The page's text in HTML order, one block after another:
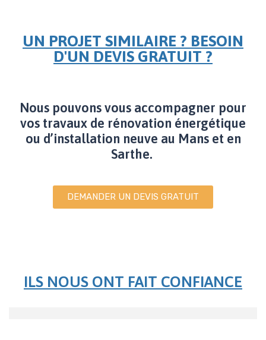
UN PROJET SIMILAIRE ? BESOIN
D'UN DEVIS GRATUIT ?
Nous pouvons vous accompagner pour
vos travaux de rénovation énergétique
ou d’installation neuve au Mans et en
Sarthe.
DEMANDER UN DEVIS GRATUIT
ILS NOUS ONT FAIT CONFIANCE